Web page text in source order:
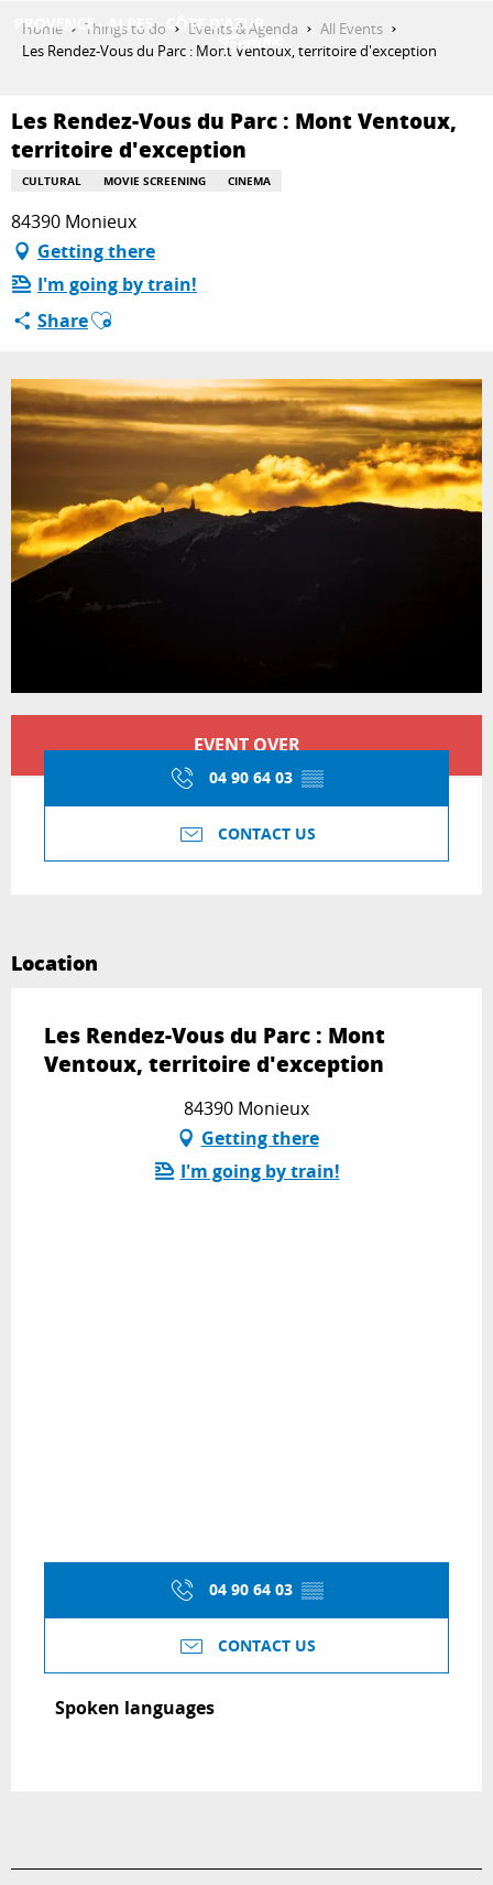
THINGS TO DO
PLAN YOUR STAY
Home Things to do Events & Agenda
All Events
Les Rendez-Vous du Parc : Mont Ventoux, territoire d'exception
Les Rendez-Vous du Parc : Mont Ventoux,
territoire d'exception
CULTURAL MOVIE SCREENING CINEMA
84390 Monieux
Getting there
I'm going by train!
ShareAjouter aux favoris
Opening hours & contact details
EVENT OVER
04 90 64 03 ▒▒
CONTACT US
Location
Les Rendez-Vous du Parc : Mont
Ventoux, territoire d'exception
84390 Monieux
Getting there
I'm going by train!
04 90 64 03 ▒▒
CONTACT US
Spoken languages
Spoken languages